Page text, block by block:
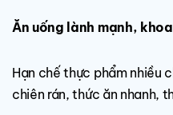
Ăn uống lành mạnh,
Hạn chế thực phẩm nhiều
chiên rán, thức ăn nhanh,